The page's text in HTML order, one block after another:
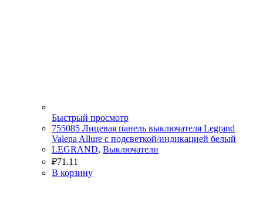
Быстрый просмотр
755085 Лицевая панель выключателя Legrand
Valena Allure с подсветкой/индикацией белый
LEGRAND, Выключатели
₽71.11
В корзину